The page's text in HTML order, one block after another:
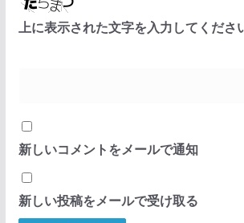
上に表示された文字を入力してくださ
新しいコメントをメールで通知
新しい投稿をメールで受け取る